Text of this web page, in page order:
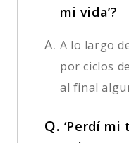
mi vida’?
A. A lo largo
por ciclos
al final
Q. ‘Perdí mi